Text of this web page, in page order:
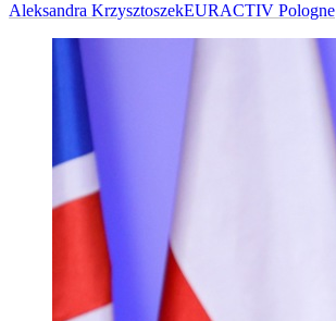
Aleksandra KrzysztoszekEURACTIV Pologne